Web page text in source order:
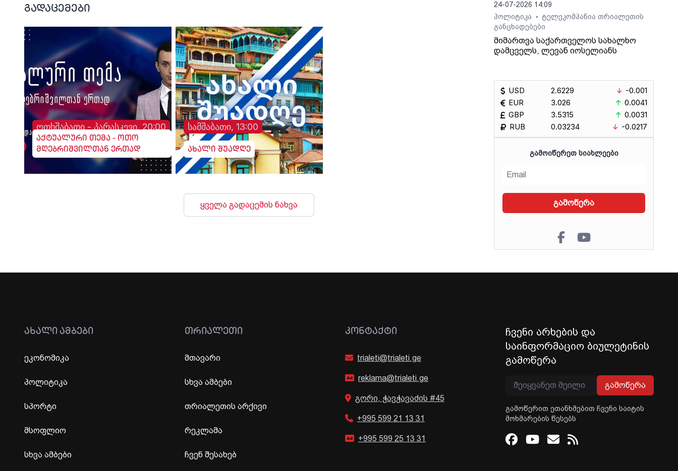
შეუქმნა.
გადაცემები
ოთხშაბათი - პარასკევი, 20:00
აქტუალური თემა - ოთო
მღებრიშვილთან ერთად
სამშაბათი, 13:00
ახალი შუადღე
ყველა გადაცემის ნახვა
24-07-2026 14:09
პოლიტიკა
•
ტელეკომპანია თრიალეთის
განცხადებები
მიმართვა საქართველოს სახალხო
დამცველს, ლევან იოსელიანს
USD
EUR
GBP
RUB
2.6229
3.026
3.5315
0.03234
-0.001
0.0041
0.0031
-0.0217
ᲒᲐᲛᲝᲘᲬᲔᲠᲔᲗ ᲡᲘᲐᲮᲚᲔᲔᲑᲘ
გამოწერა
ᲐᲮᲐᲚᲘ ᲐᲛᲑᲔᲑᲘ
ეკონომიკა
პოლიტიკა
სპორტი
მსოფლიო
სხვა ამბები
ᲗᲠᲘᲐᲚᲔᲗᲘ
მთავარი
სხვა ამბები
თრიალეთის არქივი
რეკლამა
ჩვენ შესახებ
ᲙᲝᲜᲢᲐᲥᲢᲘ
trialeti@trialeti.ge
reklama@trialeti.ge
გორი, ჭავჭავაძის #45
+995 599 21 13 31
+995 599 25 13 31
ჩვენი არხების და
საინფორმაციო ბიულეტინის
გამოწერა
გამოწერა
გამოწერით ეთანხმებით ჩვენი საიტის
მოხმარების წესებს
Facebook
Youtube
Email
RSS